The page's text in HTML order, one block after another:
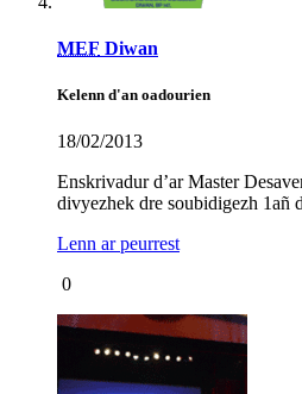
MEF Diwan
Kelenn d'an oadourien
18/02/2013
Enskrivadur d’ar Master
divyezhek dre soubidigezh 1añ
Lenn ar peurrest
0